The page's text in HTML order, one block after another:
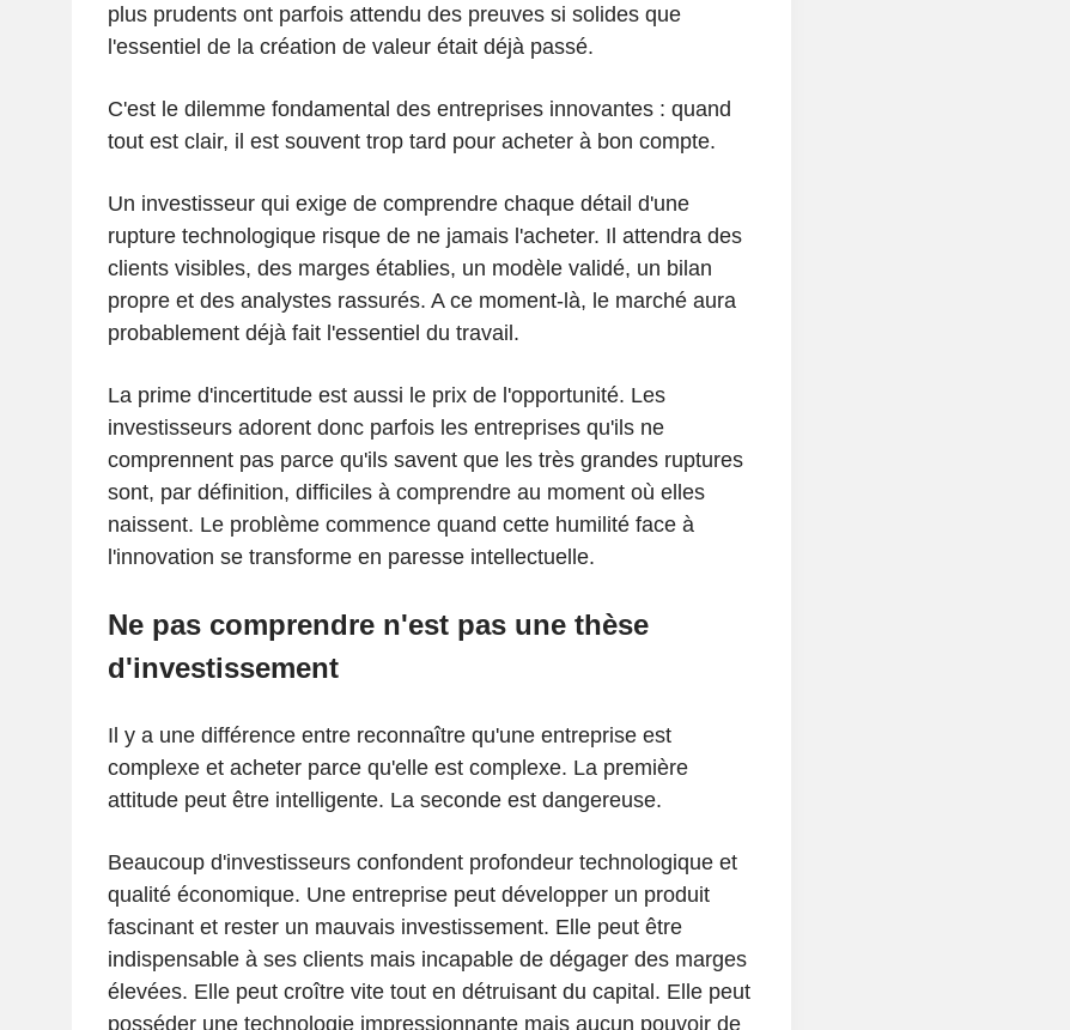
plus prudents ont parfois attendu des preuves si solides que
l'essentiel de la création de valeur était déjà passé.
C'est le dilemme fondamental des entreprises innovantes : quand
tout est clair, il est souvent trop tard pour acheter à bon compte.
Un investisseur qui exige de comprendre chaque détail d'une
rupture technologique risque de ne jamais l'acheter. Il attendra des
clients visibles, des marges établies, un modèle validé, un bilan
propre et des analystes rassurés. A ce moment-là, le marché aura
probablement déjà fait l'essentiel du travail.
La prime d'incertitude est aussi le prix de l'opportunité. Les
investisseurs adorent donc parfois les entreprises qu'ils ne
comprennent pas parce qu'ils savent que les très grandes ruptures
sont, par définition, difficiles à comprendre au moment où elles
naissent. Le problème commence quand cette humilité face à
l'innovation se transforme en paresse intellectuelle.
Ne pas comprendre n'est pas une thèse
d'investissement
Il y a une différence entre reconnaître qu'une entreprise est
complexe et acheter parce qu'elle est complexe. La première
attitude peut être intelligente. La seconde est dangereuse.
Beaucoup d'investisseurs confondent profondeur technologique et
qualité économique. Une entreprise peut développer un produit
fascinant et rester un mauvais investissement. Elle peut être
indispensable à ses clients mais incapable de dégager des marges
élevées. Elle peut croître vite tout en détruisant du capital. Elle peut
posséder une technologie impressionnante mais aucun pouvoir de